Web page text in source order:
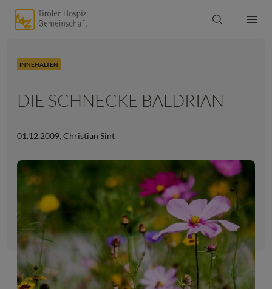
INNEHALTEN
DIE SCHNECKE BALDRIAN
01.12.2009, Christian Sint